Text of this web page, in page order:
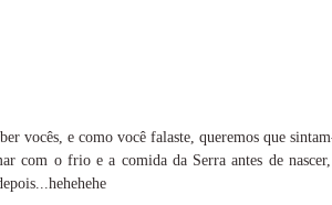
vocês, e como você falaste, queremos que
com o frio e a comida da Serra antes de